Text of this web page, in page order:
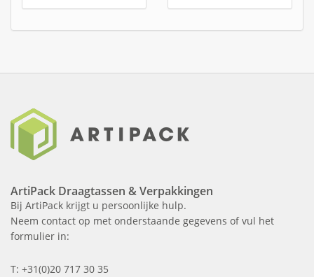
ArtiPack Draagtassen & Verpakkingen
Bij ArtiPack krijgt u persoonlijke hulp.
Neem contact op met onderstaande gegevens of vul het
formulier in:
T: +31(0)20 717 30 35